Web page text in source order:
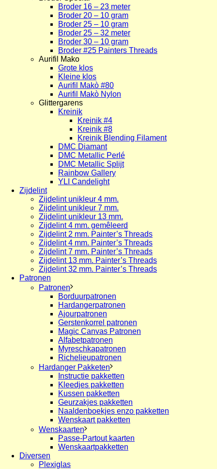
Broder 16 – 23 meter
Broder 20 – 10 gram
Broder 25 – 10 gram
Broder 25 – 32 meter
Broder 30 – 10 gram
Broder #25 Painters Threads
Aurifil Mako
Grote klos
Kleine klos
Aurifil Makò #80
Aurifil Makò Nylon
Glittergarens
Kreinik
Kreinik #4
Kreinik #8
Kreinik Blending Filament
DMC Diamant
DMC Metallic Perlé
DMC Metallic Splijt
Rainbow Gallery
YLI Candelight
Zijdelint
Zijdelint unikleur 4 mm.
Zijdelint unikleur 7 mm.
Zijdelint unikleur 13 mm.
Zijdelint 4 mm. gemêleerd
Zijdelint 2 mm. Painter’s Threads
Zijdelint 4 mm. Painter’s Threads
Zijdelint 7 mm. Painter’s Threads
Zijdelint 13 mm. Painter’s Threads
Zijdelint 32 mm. Painter’s Threads
Patronen
Patronen
Borduurpatronen
Hardangerpatronen
Ajourpatronen
Gerstenkorrel patronen
Magic Canvas Patronen
Alfabetpatronen
Myreschkapatronen
Richelieupatronen
Hardanger Pakketen
Instructie pakketten
Kleedjes pakketten
Kussen pakketten
Geurzakjes pakketten
Naaldenboekjes enzo pakketten
Wenskaart pakketten
Wenskaarten
Passe-Partout kaarten
Wenskaartpakketten
Diversen
Plexiglas